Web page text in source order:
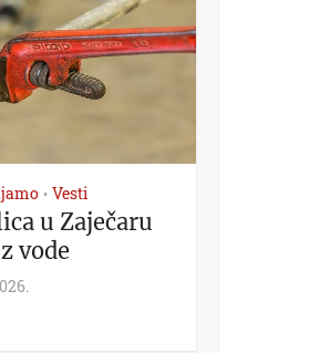
• Vesti
u Zaječaru
vode